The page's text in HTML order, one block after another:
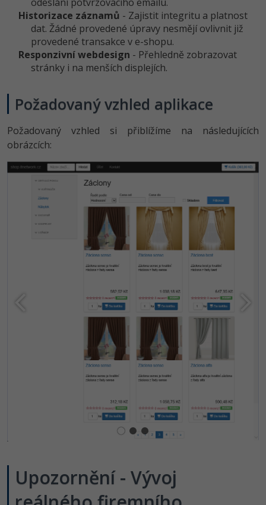
Google Dokumenty
Time management
Windows
Linux
Sítě
Elektronický podpis
Video
Ostatní
Fórum
Historizace záznamů - Zajistit integritu a platnost
dat. Žádné provedené úpravy nesmějí ovlivnit již
provedené transakce v e-shopu.
Responzivní webdesign - Přehledně zobrazovat
stránky i na menších displejích.
Požadovaný vzhled aplikace
Požadovaný vzhled si přiblížíme na následujících
obrázcích:
Upozornění - Vývoj